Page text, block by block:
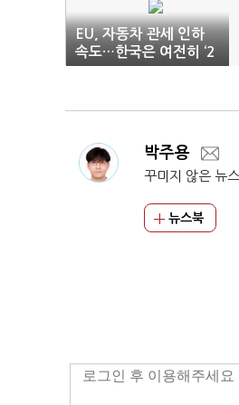
EU, 자동차 관세 인하
속도…한국은 여전히 ‘2
5%’
박주용
꾸미지 않은 뉴
뉴스북